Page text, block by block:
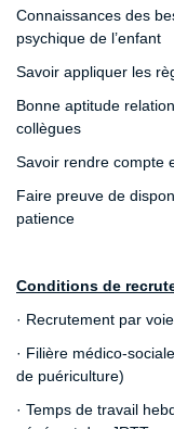
Connaissances des
psychique de l’enfant
Savoir appliquer les
Bonne aptitude
collègues
Savoir rendre compte
Faire preuve de
patience
Conditions de
· Recrutement par
· Filière médico-
de puériculture)
· Temps de travail